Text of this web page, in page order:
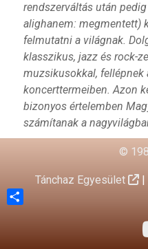
rendszerváltás után
alighanem: megmentett)
felmutatni a világnak.
klasszikus, jazz és rock-
muzsikusokkal, fellépnek
koncerttermeiben. Azon
bizonyos értelemben
számítanak a
©
Tánchaz Egyesület |